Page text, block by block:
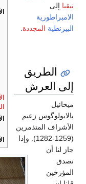
الأب
الأم
إلى
المجددة.
الطريق
العرش
زعيم
المتذمرين
(1259-1282). وإذا
لنا أن